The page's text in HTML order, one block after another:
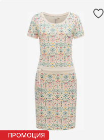
ПРОМОЦИЯ